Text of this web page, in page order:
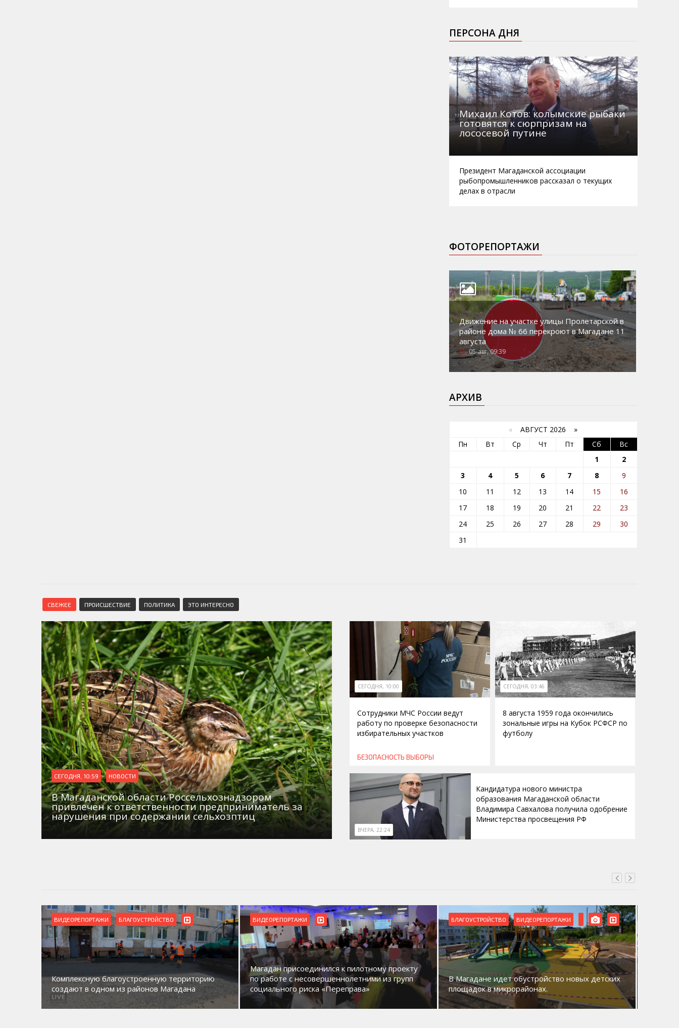
ПЕРСОНА ДНЯ
Михаил Котов: колымские рыбаки
готовятся к сюрпризам на
лососевой путине
Президент Магаданской ассоциации
рыбопромышленников рассказал о текущих
делах в отрасли
ФОТОРЕПОРТАЖИ
Движение на участке улицы Пролетарской в
районе дома № 66 перекроют в Магадане 11
августа
05-авг, 09:39
АРХИВ
« АВГУСТ 2026 »
Пн
Вт Ср Чт Пт Сб
Вс
1
2
3
4 5 6 7 8
9
10
11 12 13 14 15
16
17
18 19 20 21 22
23
24
25 26 27 28 29
30
31
СВЕЖЕЕ ПРОИСШЕСТВИЕ ПОЛИТИКА ЭТО ИНТЕРЕСНО
СЕГОДНЯ, 10:59 НОВОСТИ
В Магаданской области Россельхознадзором
привлечен к ответственности предприниматель за
нарушения при содержании сельхозптиц
СЕГОДНЯ, 10:00
Сотрудники МЧС России ведут
работу по проверке безопасности
избирательных участков
БЕЗОПАСНОСТЬ ВЫБОРЫ
СЕГОДНЯ, 03:46
8 августа 1959 года окончились
зональные игры на Кубок РСФСР по
футболу
ВЧЕРА, 22:24
Кандидатура нового министра
образования Магаданской области
Владимира Савхалова получила одобрение
Министерства просвещения РФ
ВИДЕОРЕПОРТАЖИ БЛАГОУСТРОЙСТВО
Комплексную благоустроенную территорию
создают в одном из районов Магадана
ВИДЕОРЕПОРТАЖИ
Магадан присоединился к пилотному проекту
по работе с несовершеннолетними из групп
социального риска «Переправа»
БЛАГОУСТРОЙСТВО ВИДЕОРЕПОРТАЖИ
В Магадане идет обустройство новых детских
площадок в микрорайонах.